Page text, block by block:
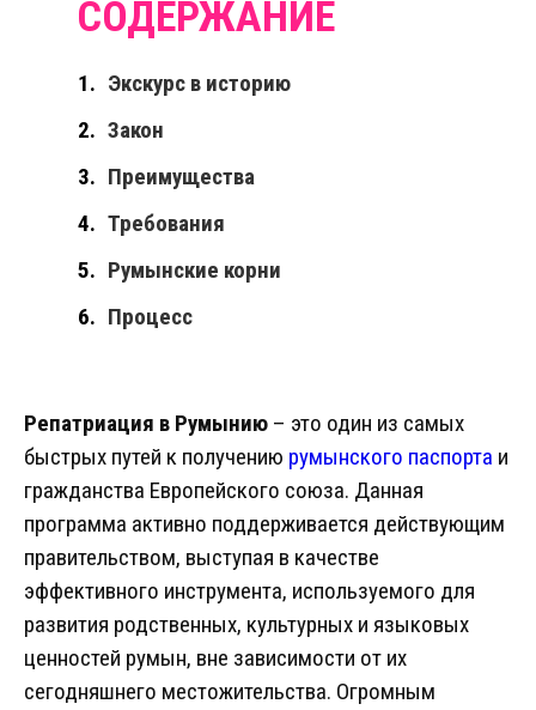
Экскурс в историю
Закон
Преимущества
Требования
Румынские корни
Процесс
Репатриация в Румынию – это один из самых
быстрых путей к получению румынского паспорта и
гражданства Европейского союза. Данная
программа активно поддерживается действующим
правительством, выступая в качестве
эффективного инструмента, используемого для
развития родственных, культурных и языковых
ценностей румын, вне зависимости от их
сегодняшнего местожительства. Огромным